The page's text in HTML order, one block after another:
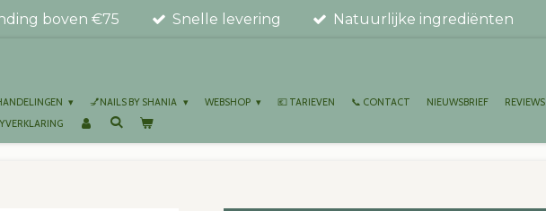
boven €75 Snelle levering Natuurlijke ingrediënten
💅NAILS BY SHANIA WEBSHOP 💶 TARIEVEN 📞 CONTACT NIEUWSBRIEF
REVIEWS